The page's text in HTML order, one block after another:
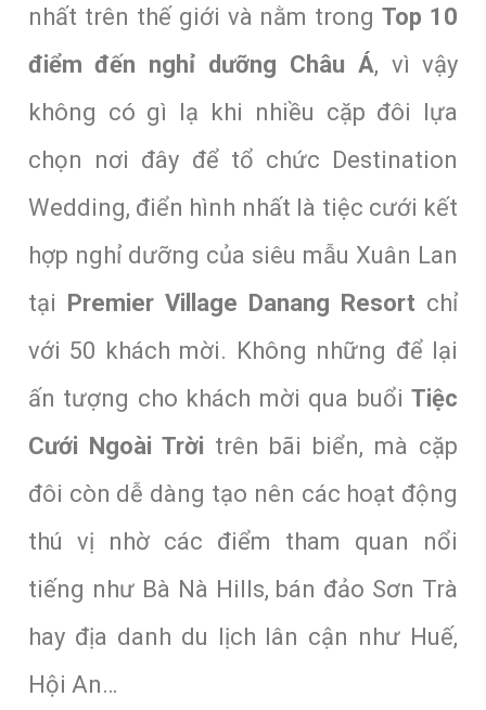
nhất trên thế giới và nằm trongTop 10
điểm đến nghỉ dưỡng Châu Á, vì vậy
không có gì lạ khi nhiều cặp đôi lựa
chọn nơi đây để tổ chức Destination
Wedding, điển hình nhất là tiệc cưới kết
hợp nghỉ dưỡng của siêu mẫu Xuân Lan
tại Premier Village Danang Resort chỉ
với 50 khách mời. Không những để lại
ấn tượng cho khách mời qua buổiTiệc
Cưới Ngoài Trời trên bãi biển, mà cặp
đôi còn dễ dàng tạo nên các hoạt động
thú vị nhờ các điểm tham quan nổi
tiếng như Bà Nà Hills, bán đảo Sơn Trà
hay địa danh du lịch lân cận như Huế,
Hội An…